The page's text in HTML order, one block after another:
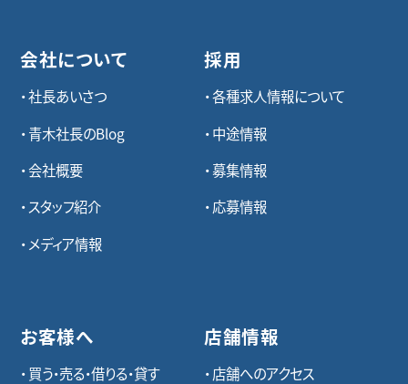
会社について
社長あいさつ
青木社長のBlog
会社概要
スタッフ紹介
メディア情報
お客様へ
買う・売る・借りる・貸す
採用
各種求⼈情報について
中途情報
募集情報
応募情報
店舗情報
店舗へのアクセス